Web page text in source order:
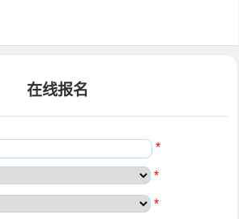
在线报名
*
*
*